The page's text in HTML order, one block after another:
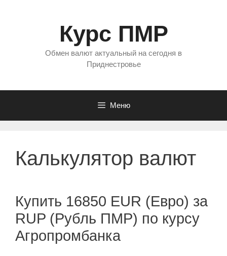
Курс ПМР
Обмен валют актуальный на сегодня в
Приднестровье
Меню
Калькулятор валют
Купить 16850 EUR (Евро) за
RUP (Рубль ПМР) по курсу
Агропромбанка